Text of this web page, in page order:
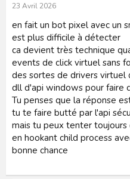
23 Avril 2026
en fait un bot pixel avec un
est plus difficile à détecter
ca devient très technique
events de click virtuel sans
des sortes de drivers virtuel
dll d'api windows pour faire
Tu penses que la réponse
tu te faire butté par l'api
mais tu peux tenter
en hookant child process
bonne chance